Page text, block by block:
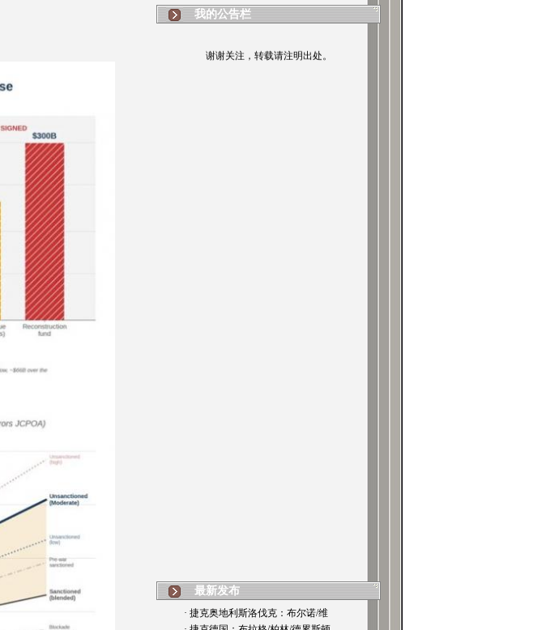
我的公告栏
最新发布
· 捷克奥地利斯洛伐克：布尔诺/维